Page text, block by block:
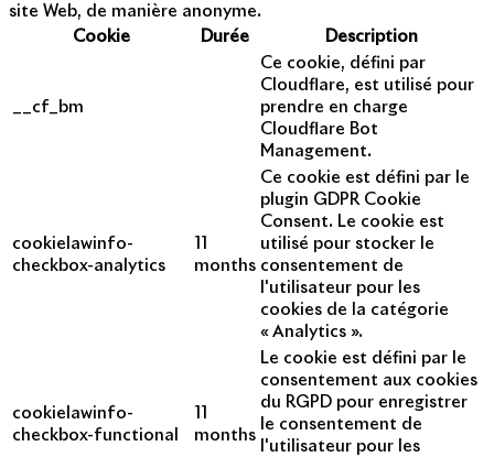
site Web, de manière anonyme.
Cookie
Durée Description
__cf_bm
Ce cookie, défini par
Cloudflare, est utilisé pour
prendre en charge
Cloudflare Bot
Management.
cookielawinfo-
checkbox-analytics
months
Ce cookie est défini par le
plugin GDPR Cookie
Consent. Le cookie est
utilisé pour stocker le
consentement de
l'utilisateur pour les
cookies de la catégorie
« Analytics ».
cookielawinfo-
checkbox-functional
months
Le cookie est défini par le
consentement aux cookies
du RGPD pour enregistrer
le consentement de
l'utilisateur pour les